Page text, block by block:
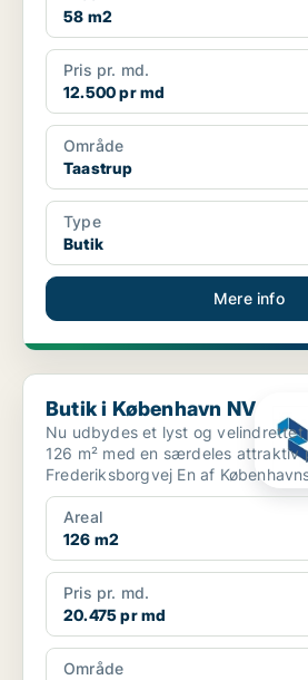
58 m2
Pris pr. md.
12.500 pr md
Område
Taastrup
Type
Butik
Mere info
Butik i København NV
Butik i København NV
Nu udbydes et lyst og velindrettet
126 m² med en særdeles attraktiv
Frederiksborgvej En af Københavns mest trafikerede
i...
Areal
126 m2
Pris pr. md.
20.475 pr md
Område